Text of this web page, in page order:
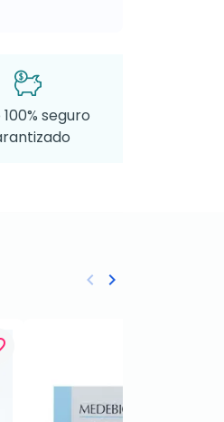
seguro
Anterior
keyboard_arrow_left Siguiente
keyboard_arrow_right